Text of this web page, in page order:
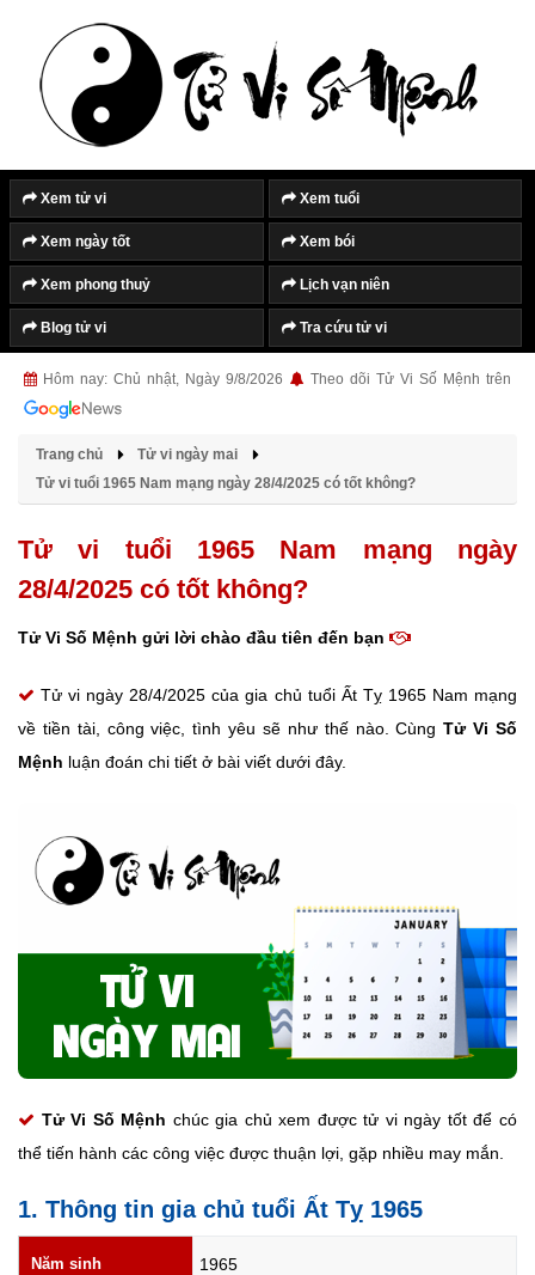
Xem tử vi Xem tuổi
Xem ngày tốt Xem bói
Xem phong thuỷ Lịch vạn niên
Blog tử vi Tra cứu tử vi
Hôm nay: Chủ nhật, Ngày 9/8/2026 Theo dõi Tử Vi Số Mệnh trên
Trang chủ
Tử vi ngày mai
Tử vi tuổi 1965 Nam mạng ngày 28/4/2025 có tốt không?
Tử vi tuổi 1965 Nam mạng ngày
28/4/2025 có tốt không?
Tử Vi Số Mệnh gửi lời chào đầu tiên đến bạn
Tử vi ngày 28/4/2025 của gia chủ tuổi Ất Tỵ 1965 Nam mạng
về tiền tài, công việc, tình yêu sẽ như thế nào. CùngTử Vi Số
Mệnh luận đoán chi tiết ở bài viết dưới đây.
Tử Vi Số Mệnh chúc gia chủ xem được tử vi ngày tốt để có
thể tiến hành các công việc được thuận lợi, gặp nhiều may mắn.
1. Thông tin gia chủ tuổi Ất Tỵ 1965
Năm sinh 1965